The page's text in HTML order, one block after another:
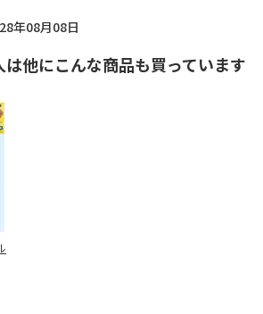
年08月08日
他にこんな商品も買っています